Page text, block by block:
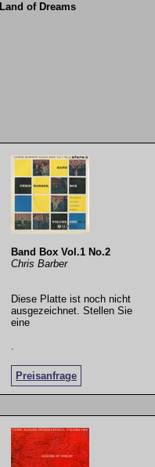
of Dreams
Band Box Vol.1 No.2
Chris Barber
Diese Platte ist noch nicht
ausgezeichnet. Stellen Sie
eine
Preisanfrage